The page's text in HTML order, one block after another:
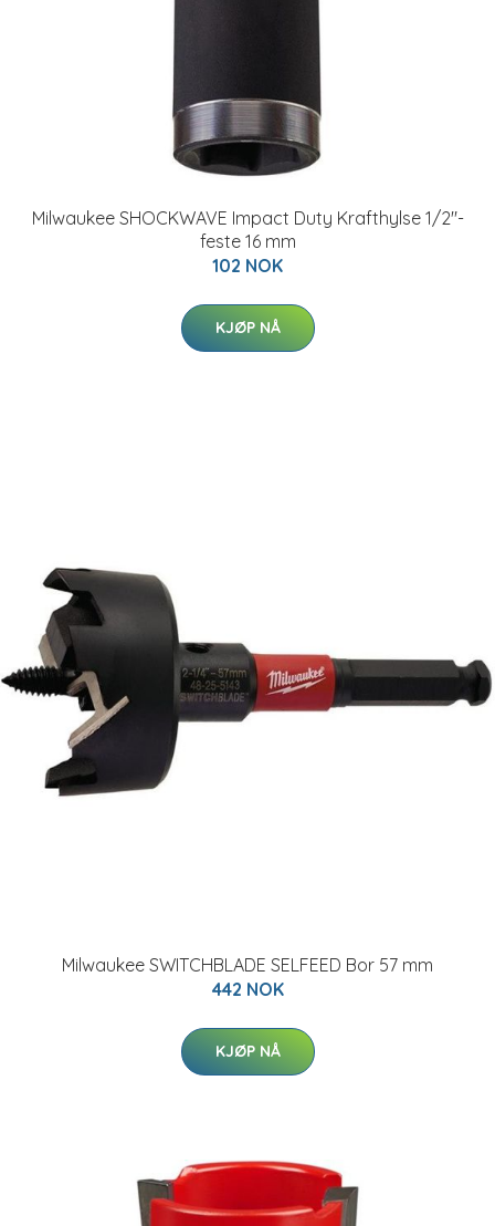
Milwaukee SHOCKWAVE Impact Duty Krafthylse 1/2"-
feste 16 mm
102 NOK
KJØP NÅ
Milwaukee SWITCHBLADE SELFEED Bor 57 mm
442 NOK
KJØP NÅ